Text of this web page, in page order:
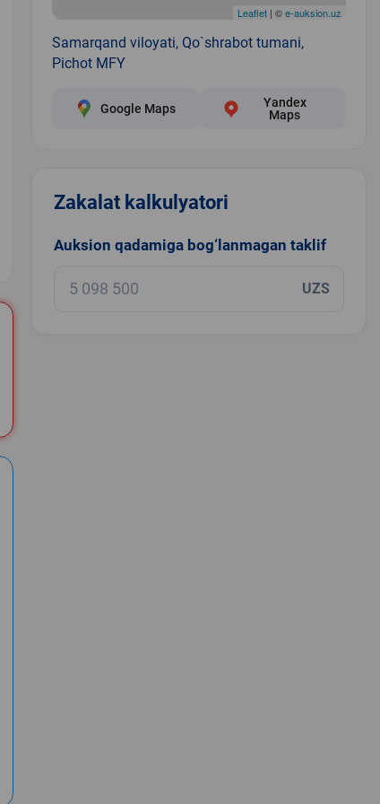
Leaflet| ©e-auksion.uz
Samarqand viloyati, Qo`shrabot tumani,
Pichot MFY
Google Maps
Yandex
Maps
Zakalat kalkulyatori
Auksion qadamiga bog‘lanmagan taklif
UZS